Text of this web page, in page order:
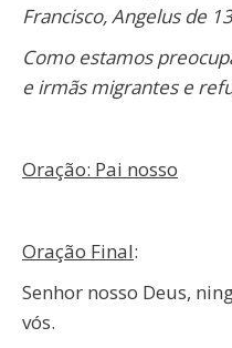
Francisco, Angelus de
Como estamos
e irmãs migrantes e
Oração: Pai nosso
Oração Final:
Senhor nosso Deus,
vós.